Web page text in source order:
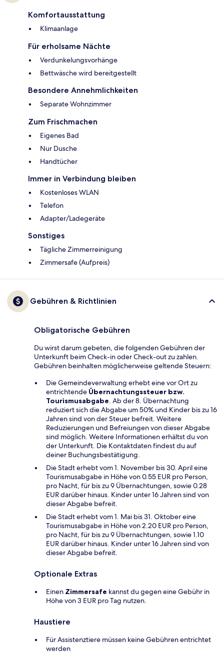
Komfortausstattung
Klimaanlage
Für erholsame Nächte
Verdunkelungsvorhänge
Bettwäsche wird bereitgestellt
Besondere Annehmlichkeiten
Separate Wohnzimmer
Zum Frischmachen
Eigenes Bad
Nur Dusche
Handtücher
Immer in Verbindung bleiben
Kostenloses WLAN
Telefon
Adapter/Ladegeräte
Sonstiges
Tägliche Zimmerreinigung
Zimmersafe (Aufpreis)
Gebühren & Richtlinien
Obligatorische Gebühren
Du wirst darum gebeten, die folgenden Gebühren der
Unterkunft beim Check-in oder Check-out zu zahlen.
Gebühren beinhalten möglicherweise geltende Steuern:
Die Gemeindeverwaltung erhebt eine vor Ort zu
entrichtende Übernachtungssteuer bzw.
Tourismusabgabe. Ab der 8. Übernachtung
reduziert sich die Abgabe um 50% und Kinder bis zu 16
Jahren sind von der Steuer befreit. Weitere
Reduzierungen und Befreiungen von dieser Abgabe
sind möglich. Weitere Informationen erhältst du von
der Unterkunft. Die Kontaktdaten findest du auf
deiner Buchungsbestätigung.
Die Stadt erhebt vom 1. November bis 30. April eine
Tourismusabgabe in Höhe von 0.55 EUR pro Person,
pro Nacht, für bis zu 9 Übernachtungen, sowie 0.28
EUR darüber hinaus. Kinder unter 16 Jahren sind von
dieser Abgabe befreit.
Die Stadt erhebt vom 1. Mai bis 31. Oktober eine
Tourismusabgabe in Höhe von 2.20 EUR pro Person,
pro Nacht, für bis zu 9 Übernachtungen, sowie 1.10
EUR darüber hinaus. Kinder unter 16 Jahren sind von
dieser Abgabe befreit.
Optionale Extras
Einen Zimmersafe kannst du gegen eine Gebühr in
Höhe von 3 EUR pro Tag nutzen.
Haustiere
Für Assistenztiere müssen keine Gebühren entrichtet
werden